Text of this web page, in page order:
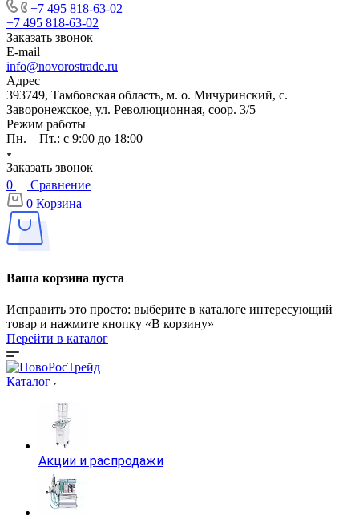
+7 495 818-63-02
+7 495 818-63-02
Заказать звонок
E-mail
info@novorostrade.ru
Адрес
393749, Тамбовская область, м. о. Мичуринский, с.
Заворонежское, ул. Революционная, соор. 3/5
Режим работы
Пн. – Пт.: с 9:00 до 18:00
Заказать звонок
0
Сравнение
0 Корзина
Ваша корзина пуста
Исправить это просто: выберите в каталоге интересующий
товар и нажмите кнопку «В корзину»
Перейти в каталог
Каталог
Акции и распродажи